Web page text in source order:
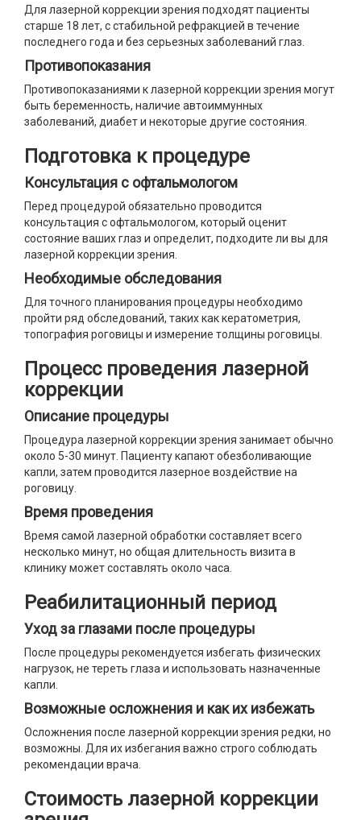
Для лазерной коррекции зрения подходят пациенты
старше 18 лет, с стабильной рефракцией в течение
последнего года и без серьезных заболеваний глаз.
Противопоказания
Противопоказаниями к лазерной коррекции зрения могут
быть беременность, наличие автоиммунных
заболеваний, диабет и некоторые другие состояния.
Подготовка к процедуре
Консультация с офтальмологом
Перед процедурой обязательно проводится
консультация с офтальмологом, который оценит
состояние ваших глаз и определит, подходите ли вы для
лазерной коррекции зрения.
Необходимые обследования
Для точного планирования процедуры необходимо
пройти ряд обследований, таких как кератометрия,
топография роговицы и измерение толщины роговицы.
Процесс проведения лазерной
коррекции
Описание процедуры
Процедура лазерной коррекции зрения занимает обычно
около 5-30 минут. Пациенту капают обезболивающие
капли, затем проводится лазерное воздействие на
роговицу.
Время проведения
Время самой лазерной обработки составляет всего
несколько минут, но общая длительность визита в
клинику может составлять около часа.
Реабилитационный период
Уход за глазами после процедуры
После процедуры рекомендуется избегать физических
нагрузок, не тереть глаза и использовать назначенные
капли.
Возможные осложнения и как их избежать
Осложнения после лазерной коррекции зрения редки, но
возможны. Для их избегания важно строго соблюдать
рекомендации врача.
Стоимость лазерной коррекции